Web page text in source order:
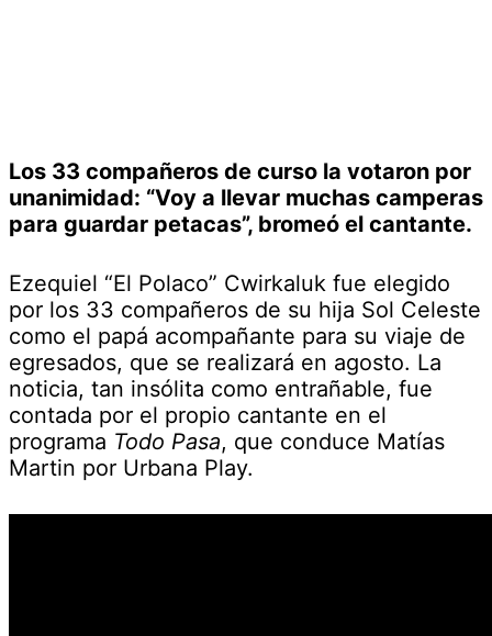
Los 33 compañeros de curso la votaron por
unanimidad: “Voy a llevar muchas camperas
para guardar petacas”, bromeó el cantante.
Ezequiel “El Polaco” Cwirkaluk fue elegido
por los 33 compañeros de su hija Sol Celeste
como el papá acompañante para su viaje de
egresados, que se realizará en agosto. La
noticia, tan insólita como entrañable, fue
contada por el propio cantante en el
programa Todo Pasa, que conduce Matías
Martin por Urbana Play.